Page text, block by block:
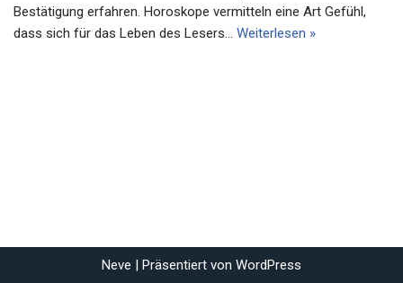
Bestätigung erfahren. Horoskope vermitteln eine Art Gefühl,
dass sich für das Leben des Lesers… Weiterlesen »
Neve | Präsentiert von WordPress